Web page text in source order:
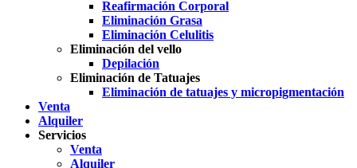
Reafirmación Corporal
Eliminación Grasa
Eliminación Celulitis
Eliminación del vello
Depilación
Eliminación de Tatuajes
Eliminación de tatuajes y micropigmentación
Venta
Alquiler
Servicios
Venta
Alquiler